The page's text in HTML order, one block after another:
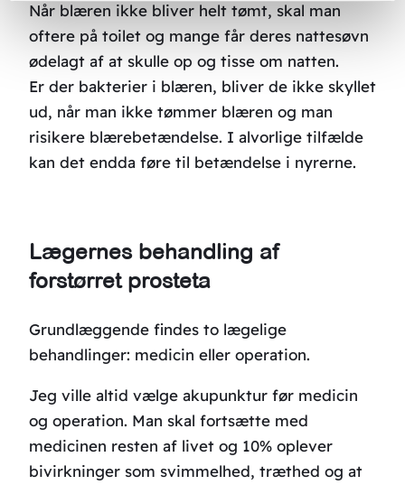
Når blæren ikke bliver helt tømt, skal man
oftere på toilet og mange får deres nattesøvn
ødelagt af at skulle op og tisse om natten.
Er der bakterier i blæren, bliver de ikke skyllet
ud, når man ikke tømmer blæren og man
risikere blærebetændelse. I alvorlige tilfælde
kan det endda føre til betændelse i nyrerne.
Lægernes behandling af
forstørret prosteta
Grundlæggende findes to lægelige
behandlinger: medicin eller operation.
Jeg ville altid vælge akupunktur før medicin
og operation. Man skal fortsætte med
medicinen resten af livet og 10% oplever
bivirkninger som svimmelhed, træthed og at